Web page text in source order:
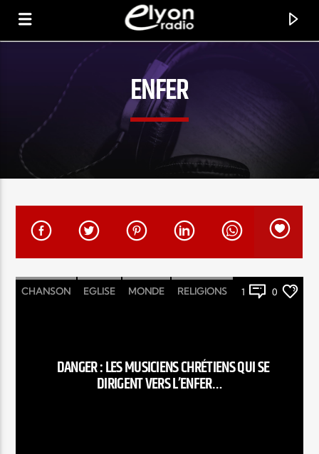
RADIO ELYON
POSITIVE ET ENCOURAGEANTE !
ENFER
CHANSON EGLISE MONDE RELIGIONS 1 0
DANGER : LES MUSICIENS CHRÉTIENS QUI SE
DIRIGENT VERS L’ENFER…